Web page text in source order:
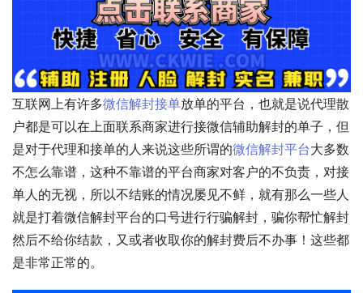
互联网上有许多微信解封接单放单的平台，也就是说代理散
户都是可以在上面联系商家进行接微信辅助解封的单子，但
是对于代理和接单的人来说这些所谓的微信解封平台大多数
不怎么靠谱，这种不靠谱的平台商家对客户的不负责，对接
单人的无视，所以不结账的情况屡见不鲜，就有那么一些人
就是打着微信解封平台的口号进行行骗解封，骗你帮忙解封
然后不给你结款，又或者收取你的解封费后不办事！这些都
是非常正常的。